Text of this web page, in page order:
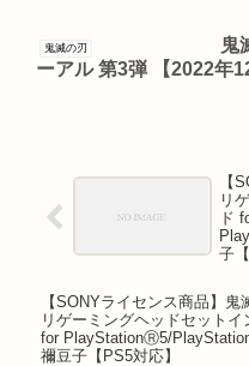
鬼滅の刃
鬼
ーアル 第3弾 【2022年
【
リ
ド
子
【SONYライセンス商品】鬼
リゲーミングヘッドセットイ
for PlayStationⓇ5/
禰豆子【PS5対応】